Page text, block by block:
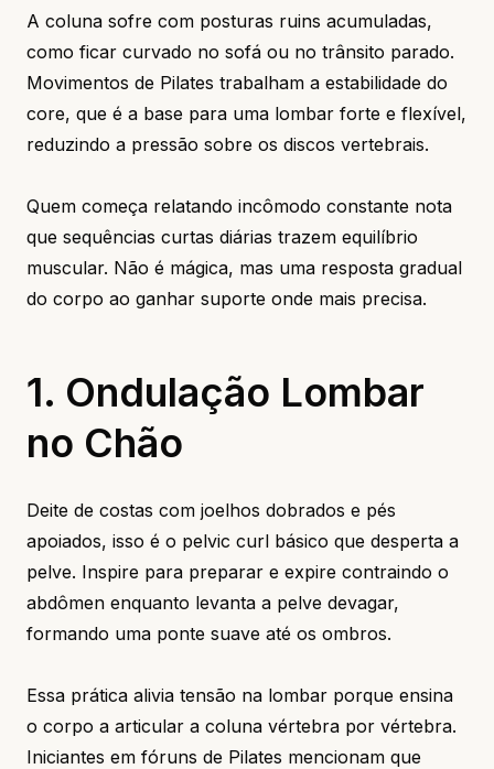
A coluna sofre com posturas ruins acumuladas,
como ficar curvado no sofá ou no trânsito parado.
Movimentos de Pilates trabalham a estabilidade do
core, que é a base para uma lombar forte e flexível,
reduzindo a pressão sobre os discos vertebrais.
Quem começa relatando incômodo constante nota
que sequências curtas diárias trazem equilíbrio
muscular. Não é mágica, mas uma resposta gradual
do corpo ao ganhar suporte onde mais precisa.
1. Ondulação Lombar
no Chão
Deite de costas com joelhos dobrados e pés
apoiados, isso é o pelvic curl básico que desperta a
pelve. Inspire para preparar e expire contraindo o
abdômen enquanto levanta a pelve devagar,
formando uma ponte suave até os ombros.
Essa prática alivia tensão na lombar porque ensina
o corpo a articular a coluna vértebra por vértebra.
Iniciantes em fóruns de Pilates mencionam que